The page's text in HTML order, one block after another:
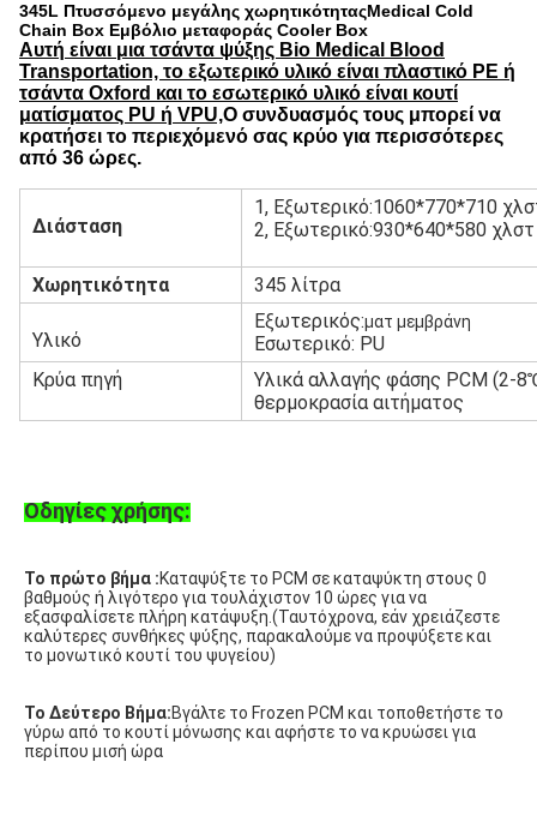
345L Πτυσσόμενο μεγάλης χωρητικότηταςMedical Cold
Chain Box Εμβόλιο μεταφοράς Cooler Box
Αυτή είναι μια τσάντα ψύξης Bio Medical Blood
Transportation, το εξωτερικό υλικό είναι πλαστικό PE ή
τσάντα Oxford και το εσωτερικό υλικό είναι κουτί
ματίσματος PU ή VPU,Ο συνδυασμός τους μπορεί να
κρατήσει το περιεχόμενό σας κρύο για περισσότερες
από 36 ώρες.
Διάσταση
1, Εξωτερικό:1060*770*710
2, Εξωτερικό:930*640*580 χλστ
Χωρητικότητα 345 λίτρα
Υλικό
Εξωτερικός:ματ μεμβράνη
Εσωτερικό: PU
Κρύα πηγή
Υλικά αλλαγής φάσης PCM (2-
θερμοκρασία αιτήματος
Οδηγίες χρήσης:
Το πρώτο βήμα :Καταψύξτε το PCM σε καταψύκτη στους 0
βαθμούς ή λιγότερο για τουλάχιστον 10 ώρες για να
εξασφαλίσετε πλήρη κατάψυξη.(Ταυτόχρονα, εάν χρειάζεστε
καλύτερες συνθήκες ψύξης, παρακαλούμε να προψύξετε και
το μονωτικό κουτί του ψυγείου)
Το Δεύτερο Βήμα:Βγάλτε το Frozen PCM και τοποθετήστε το
γύρω από το κουτί μόνωσης και αφήστε το να κρυώσει για
περίπου μισή ώρα